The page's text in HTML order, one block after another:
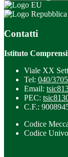
Contatti
Istituto
Viale XX
Tel: 040/
Email:
PEC:
C.F.:
Codice
Codice